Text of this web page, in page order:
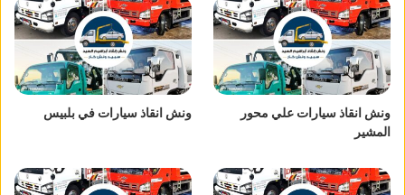
ونش انقاذ سيارات علي محور
المشير
ونش انقاذ سيارات في بلبيس